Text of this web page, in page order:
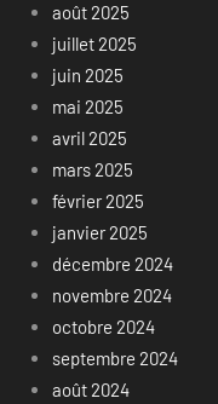
août 2025
juillet 2025
juin 2025
mai 2025
avril 2025
mars 2025
février 2025
janvier 2025
décembre 2024
novembre 2024
octobre 2024
septembre 2024
août 2024